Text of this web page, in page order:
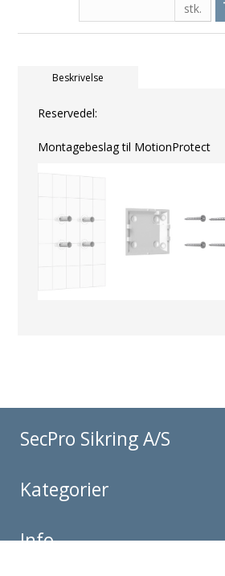
stk.
Beskrivelse
Reservedel:
Montagebeslag til MotionProtect
SecPro Sikring A/S
Kategorier
Info